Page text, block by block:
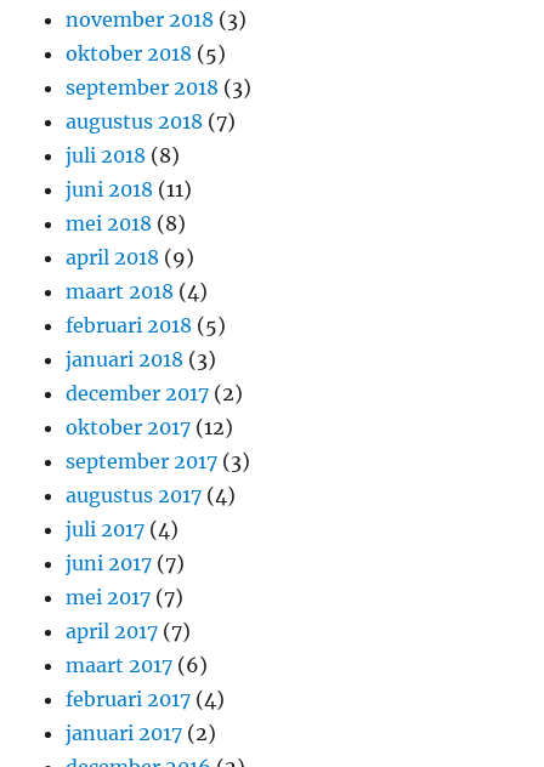
november 2018 (3)
oktober 2018 (5)
september 2018 (3)
augustus 2018 (7)
juli 2018 (8)
juni 2018 (11)
mei 2018 (8)
april 2018 (9)
maart 2018 (4)
februari 2018 (5)
januari 2018 (3)
december 2017 (2)
oktober 2017 (12)
september 2017 (3)
augustus 2017 (4)
juli 2017 (4)
juni 2017 (7)
mei 2017 (7)
april 2017 (7)
maart 2017 (6)
februari 2017 (4)
januari 2017 (2)